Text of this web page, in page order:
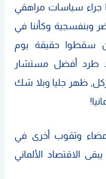
جراء سياسات مراهقي
وبنفسجية وكأننا في
سقطوا حقيقة يوم
طرد أفضل مستشار
ظهر جليا وبلا شك
وثقوب أخرى في
الاقتصاد الألماني